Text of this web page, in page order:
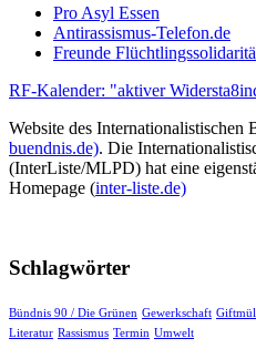
Pro Asyl Essen
Antirassismus-Telefon.de
Freunde
RF-Kalender: "aktiver
Website des Internationalistischen
buendnis.de). Die
(InterListe/MLPD) hat eine
Homepage (inter-liste.de)
Schlagwörter
Bündnis 90 / Die Grünen Gewerkschaft Giftmüll
Literatur Rassismus Termin Umwelt